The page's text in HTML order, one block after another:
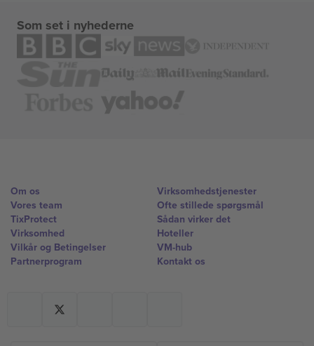
Som set i nyhederne
Om os
Vores team
TixProtect
Virksomhed
Vilkår og Betingelser
Partnerprogram
Virksomhedstjenester
Ofte stillede spørgsmål
Sådan virker det
Hoteller
VM-hub
Kontakt os